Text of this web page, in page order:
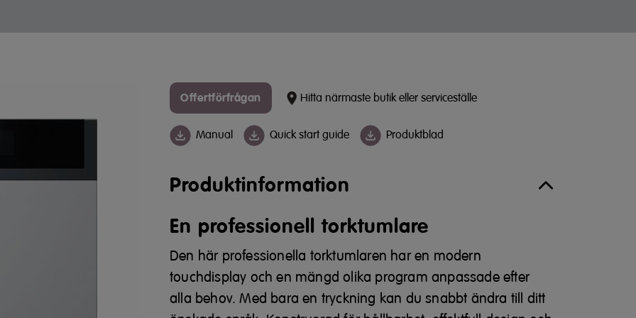
Offertförfrågan Hitta närmaste butik eller serviceställe
Manual Quick start guide Produktblad
Produktinformation
En professionell torktumlare
Den här professionella torktumlaren har en modern
touchdisplay och en mängd olika program anpassade efter
alla behov. Med bara en tryckning kan du snabbt ändra till ditt